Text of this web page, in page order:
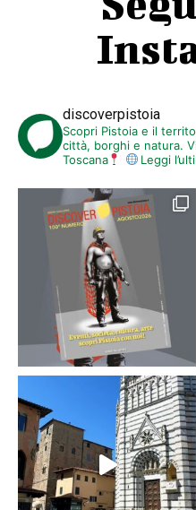
discoverpistoia
Scopri Pistoia e il
città, borghi e natura.
Toscana
Leggi